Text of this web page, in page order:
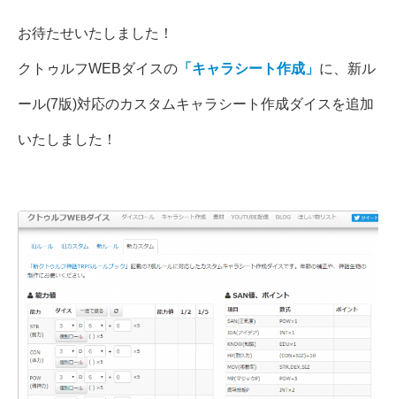
k
お待たせいたしました！
クトゥルフWEBダイスの 「キャラシート作成」 に、新ル
ール(7版)対応のカスタムキャラシート作成ダイスを追加
いたしました！